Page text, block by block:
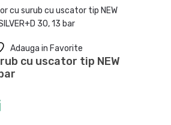
Adauga in Favorite
cu uscator tip NEW